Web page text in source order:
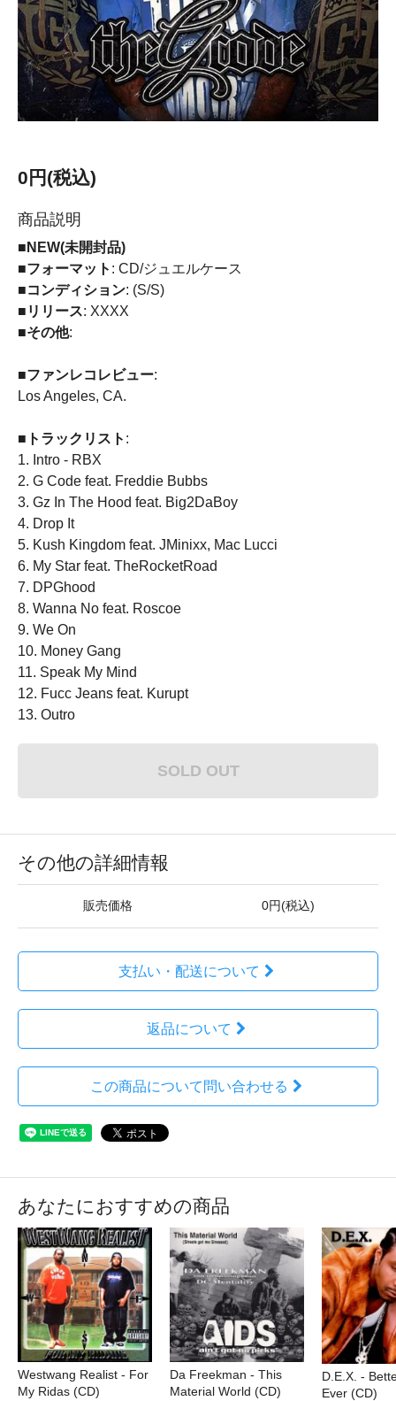
0円(税込)
商品説明
■NEW(未開封品)
■フォーマット : CD/ジュエルケース
■コンディション: (S/S)
■リリース: XXXX
■その他:
■ファンレコレビュー:
Los Angeles, CA.
■トラックリスト :
1. Intro - RBX
2. G Code feat. Freddie Bubbs
3. Gz In The Hood feat. Big2DaBoy
4. Drop It
5. Kush Kingdom feat. JMinixx, Mac Lucci
6. My Star feat. TheRocketRoad
7. DPGhood
8. Wanna No feat. Roscoe
9. We On
10. Money Gang
11. Speak My Mind
12. Fucc Jeans feat. Kurupt
13. Outro
SOLD OUT
その他の詳細情報
販売価格 0円(税込)
支払い・配送について
返品について
この商品について問い合わせる
あなたにおすすめの商品
Westwang Realist - For
My Ridas (CD)
Da Freekman - This
Material World (CD)
D.E.X. -
Ever (CD)